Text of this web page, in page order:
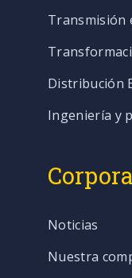
Transmisión
Distribución
Ingeniería y
Noticias
Nuestra